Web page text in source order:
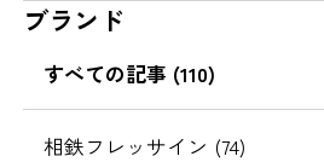
ブランド
すべての記事 (110)
相鉄フレッサイン (74)